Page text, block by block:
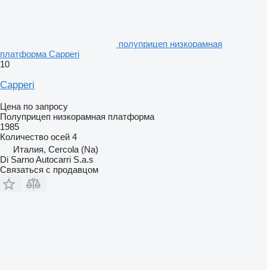
полуприцеп низкорамная
платформа Capperi
10
Capperi
Цена по запросу
Полуприцеп низкорамная платформа
1985
Количество осей 4
Италия, Cercola (Na)
Di Sarno Autocarri S.a.s
Связаться с продавцом